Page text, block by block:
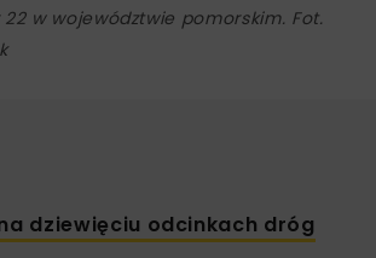
w województwie pomorskim. Fot.
dziewięciu odcinkach dróg